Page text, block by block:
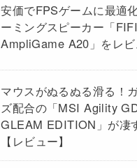
安価でFPSゲームに最適
ーミングスピーカー「
AmpliGame A20」をレビ
マウスがぬるぬる滑る！
ズ配合の「MSI Agility
GLEAM EDITION」が凄
【レビュー】